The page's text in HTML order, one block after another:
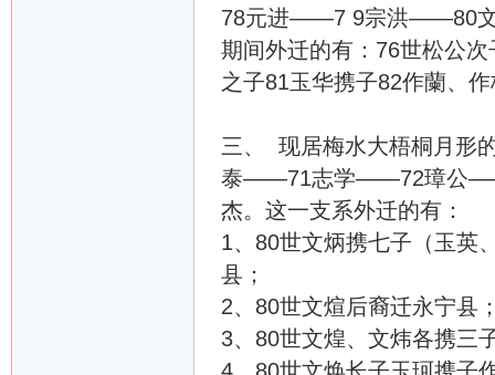
78元进——7 9宗洪——80
期间外迁的有：76世松公
之子81玉华携子82作蘭、
三、 现居梅水大梧桐月形
泰——71志学——72璋公
杰。这一支系外迁的有：
1、80世文炳携七子（玉英
县；
2、80世文煊后裔迁永宁县
3、80世文煌、文炜各携三